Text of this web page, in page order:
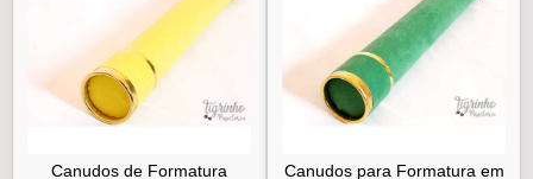
Canudos de Formatura
Canudos para Formatura em